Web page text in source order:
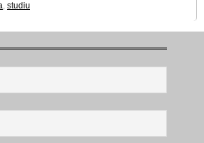
, studiu